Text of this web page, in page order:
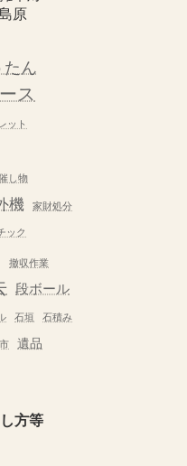
原
たん
ス
ット
し物
機 家財処分
ック
撤収作業
段ボール
石垣 石積み
遺品
方等